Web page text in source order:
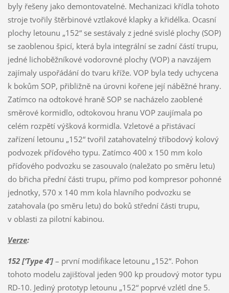
byly řešeny jako demontovatelné. Mechanizaci křídla tohoto
stroje tvořily štěrbinové vztlakové klapky a křidélka. Ocasní
plochy letounu „152“ se sestávaly z jedné svislé plochy (SOP)
se zaoblenou špicí, která byla integrální se zadní částí trupu,
jedné lichoběžníkové vodorovné plochy (VOP) a navzájem
zajímaly uspořádání do tvaru kříže. VOP byla tedy uchycena
k bokům SOP, přibližně na úrovni kořene její náběžné hrany.
Zatímco na odtokové hraně SOP se nacházelo zaoblené
směrové kormidlo, odtokovou hranu VOP zaujímala po
celém rozpětí výšková kormidla. Vzletové a přistávací
zařízení letounu „152“ tvořil zatahovatelný tříbodový kolový
podvozek příďového typu. Zatímco 400 x 150 mm kolo
příďového podvozku se zasouvalo (naležato po směru letu)
do břicha přední části trupu, přímo pod kompresor pohonné
jednotky, 570 x 140 mm kola hlavního podvozku se
zatahovala (po směru letu) do boků střední části trupu,
v oblasti za pilotní kabinou.
Verze:
152 [‘Type 4’]– první modifikace letounu „152“. Pohon
tohoto modelu zajišťoval jeden 900 kp proudový motor typu
RD-10. Jediný prototyp letounu „152“ poprvé vzlétl dne 5.